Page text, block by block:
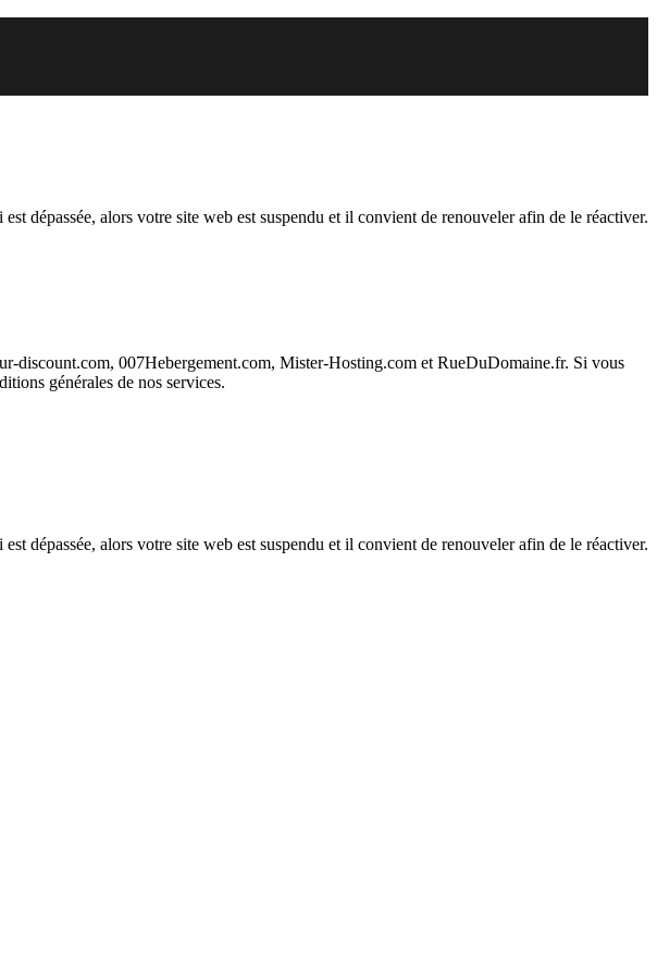
dépassée, alors votre site web est suspendu et il convient de renouveler afin de le réactiver.
discount.com, 007Hebergement.com, Mister-Hosting.com et RueDuDomaine.fr. Si vous
générales de nos services.
dépassée, alors votre site web est suspendu et il convient de renouveler afin de le réactiver.